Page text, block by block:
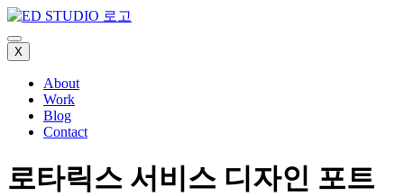
X
About
Work
Blog
Contact
로타릭스 서비스 디자인 포트